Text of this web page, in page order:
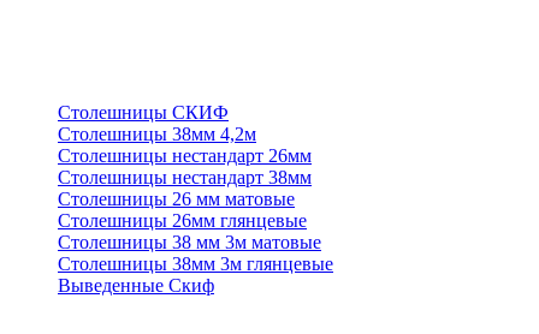
Столешницы СКИФ
Столешницы 38мм 4,2м
Столешницы нестандарт 26мм
Столешницы нестандарт 38мм
Столешницы 26 мм матовые
Столешницы 26мм глянцевые
Столешницы 38 мм 3м матовые
Столешницы 38мм 3м глянцевые
Выведенные Скиф